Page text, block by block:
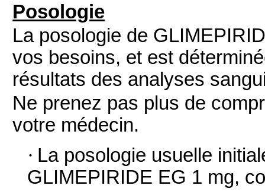
Posologie
La posologie de
vos besoins, et est
résultats des analyses
Ne prenez pas plus de
votre médecin.
· La posologie usuelle
GLIMEPIRIDE EG 1 mg,